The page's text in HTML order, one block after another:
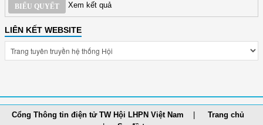
BIỂU QUYẾT Xem kết quả
LIÊN KẾT WEBSITE
Cổng Thông tin điện tử TW Hội LHPN Việt Nam
Trang chủ